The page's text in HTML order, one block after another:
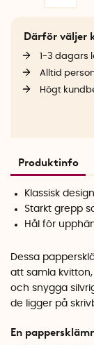
Därför väljer
1-3 dagars
Alltid
Högt
Produktinfo
Klassisk
Starkt grepp
Hål för
Dessa
att samla
och snygga
de ligger på
En